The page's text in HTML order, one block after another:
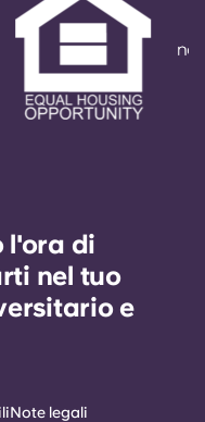
l'ora di
nel tuo
e
Note legali